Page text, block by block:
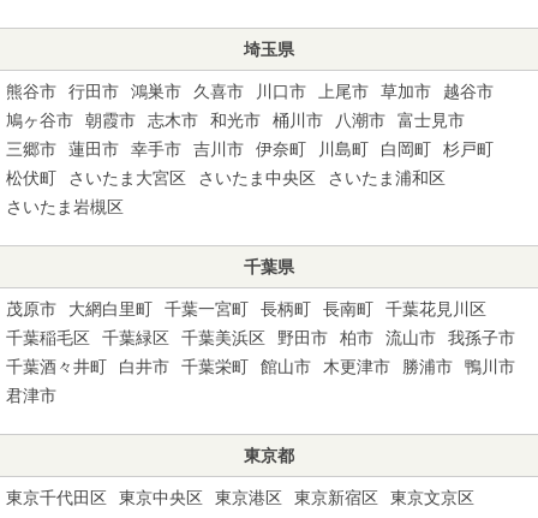
埼玉県
熊谷市 行田市 鴻巣市 久喜市 川口市 上尾市 草加市
越谷市
鳩ヶ谷市
朝霞市 志木市 和光市 桶川市 八潮市
富士見市
三郷市
蓮田市 幸手市 吉川市 伊奈町 川島町 白岡町
杉戸町
松伏町
さいたま大宮区 さいたま中央区
さいたま浦和区
さいたま岩槻区
千葉県
茂原市 大網白里町 千葉一宮町 長柄町 長南町
千葉花見川区
千葉稲毛区
千葉緑区 千葉美浜区 野田市 柏市 流山市
我孫子市
千葉酒々井町
白井市 千葉栄町 館山市 木更津市 勝浦市
鴨川市
君津市
東京都
東京千代田区 東京中央区 東京港区 東京新宿区
東京文京区